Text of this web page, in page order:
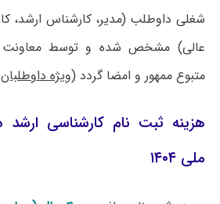
شغلی داوطلب (مدیر، کارشناس ارشد،
عالی) مشخص شده و توسط معاونت
متبوع ممهور و امضا گردد(ویژه
هزینه ثبت نام کارشناسی ارشد
ملی ۱۴۰۴